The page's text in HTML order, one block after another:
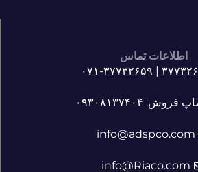
اطلاعات تماس
| ۰۷۱-۳۷۷۳۲۶۵۹
فروش: ۰۹۳۰۸۱۳۷۴۰۴
info@adspco.com
info@Riaco.com